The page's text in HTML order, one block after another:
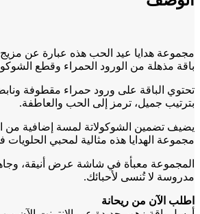
مجموعة هدايا عيد الحب هذه عبارة عن
باقة مذهلة من الورود الحمراء وقطع
تحتوي الباقة على ورود حمراء مقطوفة
بترتيب جميل، ترمز إلى الحب والعاطفة.
يضيف تضمين الشوكولاتة لمسة إضافية من
مجموعة الهدايا هذه مثالية لمحبي الحلويات
المجموعة معبأة في شاشة عرض أنيقة،
مدروسة لا تُنسى لأحبائك.
اطلب الآن من ريحانة